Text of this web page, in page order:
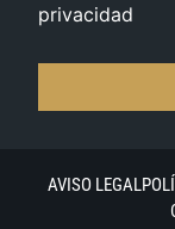
privacidad
AVISO LEGAL